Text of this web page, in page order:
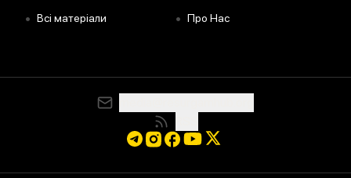
• Всі матеріали • Про Нас